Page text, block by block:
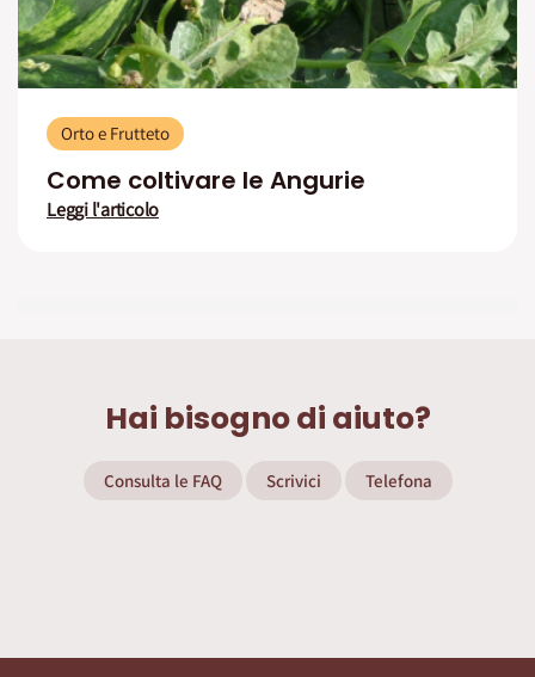
Orto e Frutteto
Come coltivare le Angurie
Leggi l'articolo
Hai bisogno di aiuto?
Consulta le FAQ Scrivici Telefona